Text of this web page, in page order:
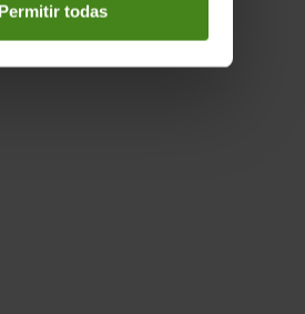
Permitir todas